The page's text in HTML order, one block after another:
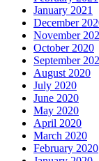
January 2021
December
November
October 2020
September
August 2020
July 2020
June 2020
May 2020
April 2020
March 2020
February 2020